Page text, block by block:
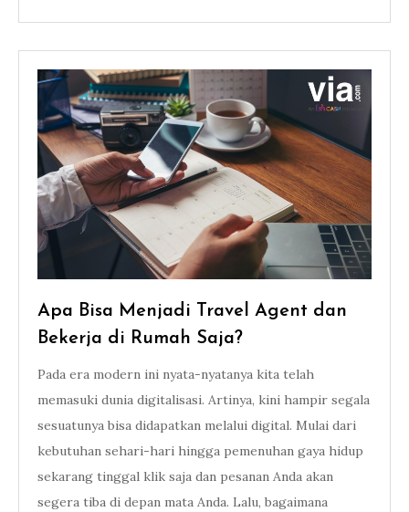
Apa Bisa Menjadi Travel Agent dan
Bekerja di Rumah Saja?
Pada era modern ini nyata-nyatanya kita telah
memasuki dunia digitalisasi. Artinya, kini hampir segala
sesuatunya bisa didapatkan melalui digital. Mulai dari
kebutuhan sehari-hari hingga pemenuhan gaya hidup
sekarang tinggal klik saja dan pesanan Anda akan
segera tiba di depan mata Anda. Lalu, bagaimana